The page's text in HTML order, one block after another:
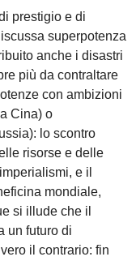
prestigio e di
superpotenza
anche i disastri
più da contraltare
con ambizioni
Cina) o
lo scontro
risorse e delle
e il
mondiale,
si illude che il
un futuro di
il contrario: fin